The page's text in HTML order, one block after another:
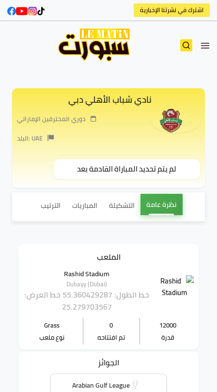
اشترك في نشرتنا الإخبارية
نادي شباب الأهلي دبي
دوري المحترفين الإماراتي
البلد: UAE
لم يتم تحديد المباراة القادمة بعد
نظرة عامة التشكيلة المباريات الترتيب
الملعب
Rashid Stadium
Dubayy (Dubai)
خط الطول: 55.360429287
خط العرض:
25.279703567
12000
قدرة
0
تم افتتاحه
Grass
نوع ملعب
الجوائز
Arabian Gulf League